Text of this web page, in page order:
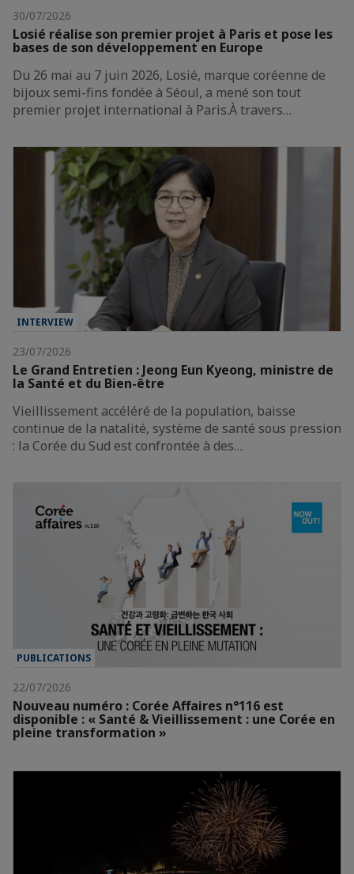
30/07/2026
Losié réalise son premier projet à Paris et pose les
bases de son développement en Europe
Du 26 mai au 7 juin 2026, Losié, marque coréenne de
bijoux semi-fins fondée à Séoul, a mené son tout
premier projet international à Paris.À travers…
INTERVIEW
23/07/2026
Le Grand Entretien : Jeong Eun Kyeong, ministre de
la Santé et du Bien-être
Vieillissement accéléré de la population, baisse
continue de la natalité, système de santé sous pression
: la Corée du Sud est confrontée à des…
PUBLICATIONS
22/07/2026
Nouveau numéro : Corée Affaires n°116 est
disponible : « Santé & Vieillissement : une Corée en
pleine transformation »